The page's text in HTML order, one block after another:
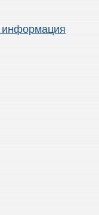
информация